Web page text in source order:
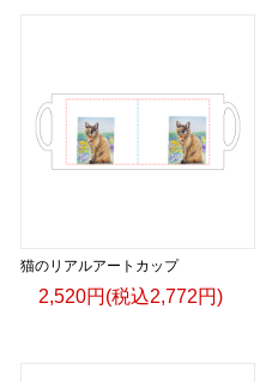
猫のリアルアートカップ
2,520円(税込2,772円)